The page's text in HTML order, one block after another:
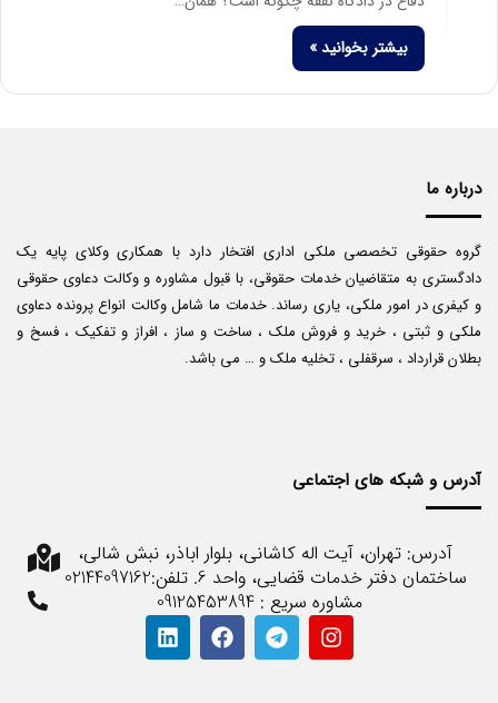
بیشتر بخوانید »
درباره ما
گروه حقوقی تخصصی ملکی اداری افتخار دارد با همکاری وکلای پایه یک
دادگستری به متقاضیان خدمات حقوقی، با قبول مشاوره و وکالت دعاوی حقوقی
و کیفری در امور ملکی، یاری رساند. خدمات ما شامل وکالت انواع پرونده دعاوی
ملکی و ثبتی ، خرید و فروش ملک ، ساخت و ساز ، افراز و تفکیک ، فسخ و
بطلان قرارداد ، سرقفلی ، تخلیه ملک و … می باشد.
آدرس و شبکه های اجتماعی
آدرس: تهران، آیت اله کاشانی، بلوار اباذر، نبش شالی،
ساختمان دفتر خدمات قضایی، واحد 6. تلفن:02144097162
مشاوره سریع : 09125453894